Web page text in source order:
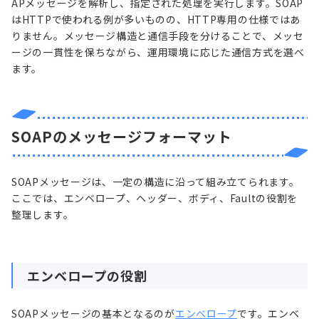
APメッセージを解析し、指定された処理を実行します。SOAP
はHTTPで使われる例が多いものの、HTTP専用の仕様ではあ
りません。メッセージ構造と通信手段を分けることで、メッセ
ージの一貫性を保ちながら、運用環境に応じた通信方式を選べ
ます。
SOAPのメッセージフォーマット
SOAPメッセージは、一定の構造に沿って組み立てられます。
ここでは、エンベロープ、ヘッダー、ボディ、Faultの役割を
整理します。
エンベロープの役割
SOAPメッセージの基本となるのがエンベロープです。エンベ